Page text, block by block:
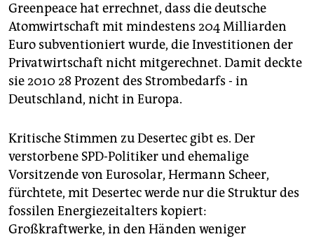
Greenpeace hat errechnet, dass die deutsche
Atomwirtschaft mit mindestens 204 Milliarden
Euro subventioniert wurde, die Investitionen der
Privatwirtschaft nicht mitgerechnet. Damit deckte
sie 2010 28 Prozent des Strombedarfs - in
Deutschland, nicht in Europa.
Kritische Stimmen zu Desertec gibt es. Der
verstorbene SPD-Politiker und ehemalige
Vorsitzende von Eurosolar, Hermann Scheer,
fürchtete, mit Desertec werde nur die Struktur des
fossilen Energiezeitalters kopiert:
Großkraftwerke, in den Händen weniger